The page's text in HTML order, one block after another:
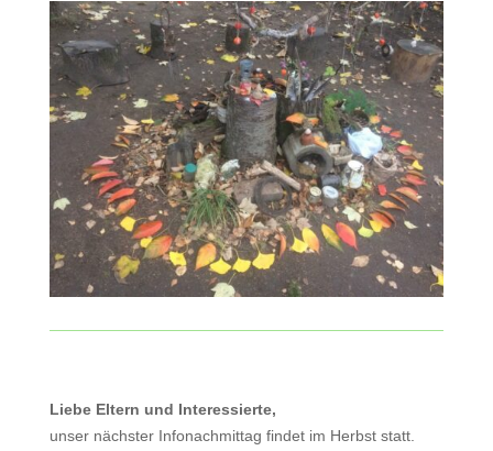
Liebe Eltern und Interessierte,
unser nächster Infonachmittag findet im Herbst statt.